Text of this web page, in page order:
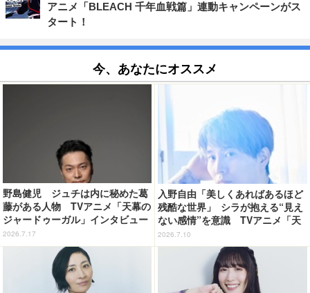
アニメ「BLEACH 千年血戦篇」連動キャンペーンがス
タート！
今、あなたにオススメ
野島健児 ジュチは内に秘めた葛
藤がある人物 TVアニメ「天幕の
ジャードゥーガル」インタビュー
（６）
2026.7.17
入野自由「美しくあればあるほど
残酷な世界」 シラが抱える“見え
ない感情”を意識 TVアニメ「天
幕のジャードゥーガル」インタビ
ュー（４）
2026.7.10